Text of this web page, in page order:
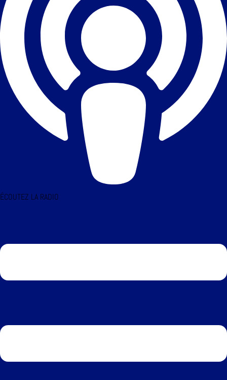
ÉCOUTEZ LA RADIO